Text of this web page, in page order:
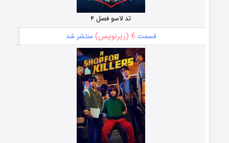
تد لاسو فصل ۴
قسمت 6 (زیرنویس) منتشر شد